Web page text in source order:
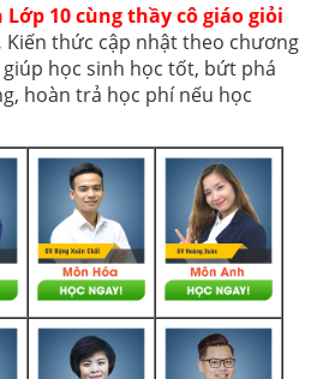
10 cùng thầy cô giáo giỏi
Kiến thức cập nhật theo chương
học sinh học tốt, bứt phá
hoàn trả học phí nếu học